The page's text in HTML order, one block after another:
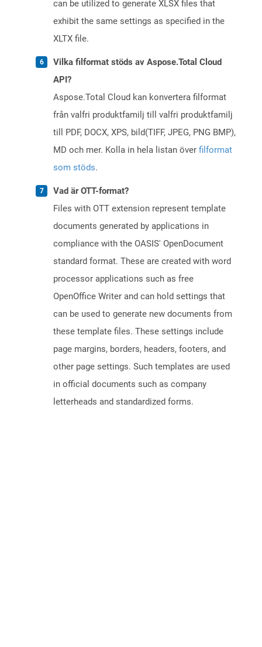
can be utilized to generate XLSX files that
exhibit the same settings as specified in the
XLTX file.
Vilka filformat stöds av Aspose.Total Cloud
API?
Aspose.Total Cloud kan konvertera filformat
från valfri produktfamilj till valfri produktfamilj
till PDF, DOCX, XPS, bild(TIFF, JPEG, PNG BMP),
MD och mer. Kolla in hela listan över filformat
som stöds.
Vad är OTT-format?
Files with OTT extension represent template
documents generated by applications in
compliance with the OASIS' OpenDocument
standard format. These are created with word
processor applications such as free
OpenOffice Writer and can hold settings that
can be used to generate new documents from
these template files. These settings include
page margins, borders, headers, footers, and
other page settings. Such templates are used
in official documents such as company
letterheads and standardized forms.